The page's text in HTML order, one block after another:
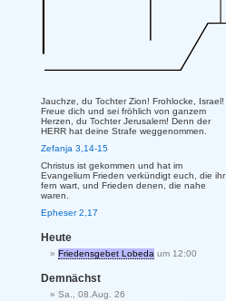
Jauchze, du Tochter Zion! Frohlocke, Israel!
Freue dich und sei fröhlich von ganzem
Herzen, du Tochter Jerusalem! Denn der
HERR hat deine Strafe weggenommen.
Zefanja 3,14-15
Christus ist gekommen und hat im
Evangelium Frieden verkündigt euch, die ihr
fern wart, und Frieden denen, die nahe
waren.
Epheser 2,17
Heute
Friedensgebet Lobeda um 12:00
Demnächst
Sa., 08.Aug. 26